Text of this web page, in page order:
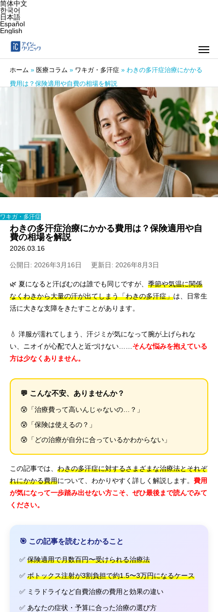
简体中文
한국어
日本語
Español
English
ホーム » 医療コラム » ワキガ・多汗症 » わきの多汗症治療にかかる
費用は？保険適用や自費の相場を解説
ワキガ・多汗症
わきの多汗症治療にかかる費用は？保険適用や自
費の相場を解説
2026.03.16
公開日: 2026年3月16日 更新日: 2026年8月3日
🌿 夏になると汗ばむのは誰でも同じですが、 季節や気温に関係
なくわきから大量の汗が出てしまう「わきの多汗症」は、日常生
活に大きな支障をきたすことがあります。
💧 洋服が濡れてしまう、汗ジミが気になって腕が上げられな
い、ニオイが心配で人と近づけない…… そんな悩みを抱えている
方は少なくありません。
💬 こんな不安、ありませんか？
😰「治療費って高いんじゃないの…？」
😰「保険は使えるの？」
😰「どの治療が自分に合っているかわからない」
この記事では、 わきの多汗症に対するさまざまな治療法とそれぞ
れにかかる費用について、わかりやすく詳しく解説します。 費用
が気になって一歩踏み出せない方こそ、ぜひ最後まで読んでみて
ください。
🎯 この記事を読むとわかること
✅ 保険適用で月数百円〜受けられる治療法
✅ ボトックス注射が3割負担で約1.5〜3万円になるケース
✅ ミラドライなど自費治療の費用と効果の違い
✅ あなたの症状・予算に合った治療の選び方